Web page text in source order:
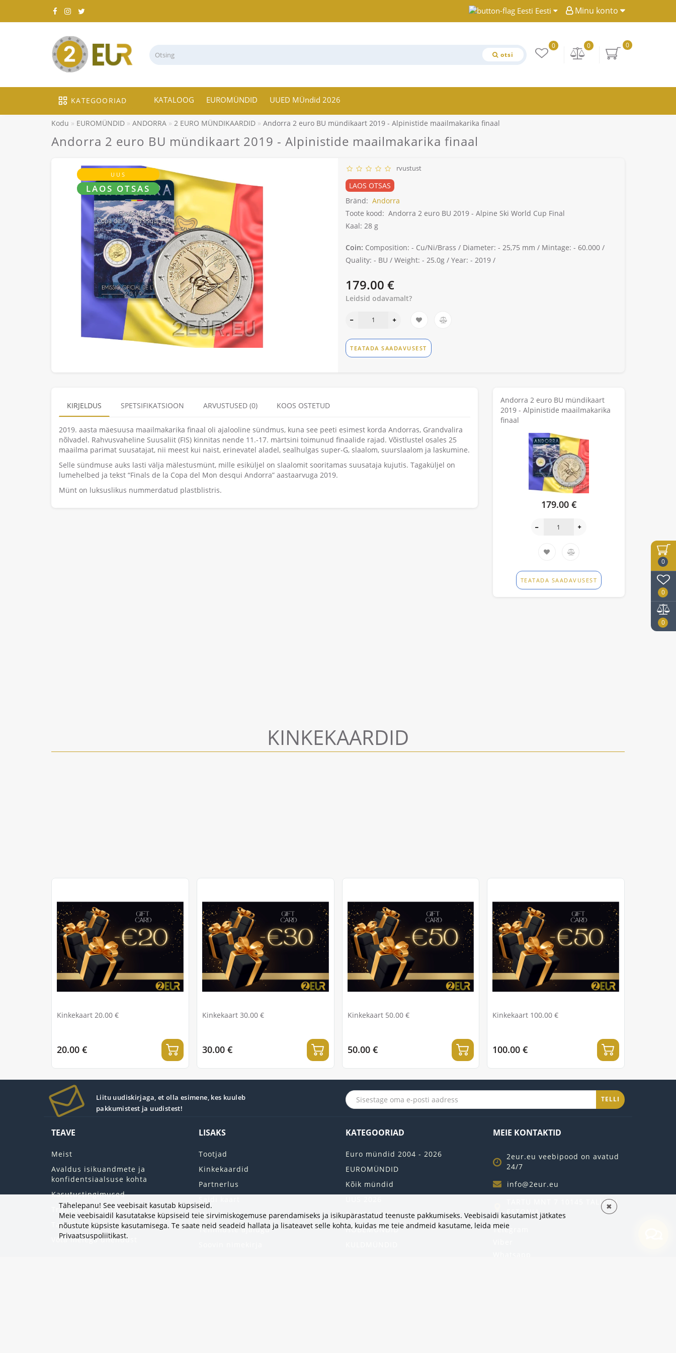
0
0
0
Minu konto
Eesti
otsi
0
0
0
KATEGOORIAD KATALOOG EUROMÜNDID UUED MÜndid 2026
Kodu EUROMÜNDID ANDORRA 2 EURO MÜNDIKAARDID Andorra 2 euro BU mündikaart 2019 - Alpinistide maailmakarika finaal
Andorra 2 euro BU mündikaart 2019 - Alpinistide maailmakarika finaal
UUS
LAOS OTSAS
rvustust
LAOS OTSAS
Bränd: Andorra
Toote kood: Andorra 2 euro BU 2019 - Alpine Ski World Cup Final
Kaal: 28 g
Coin: Composition: - Cu/Ni/Brass / Diameter: - 25,75 mm / Mintage: - 60.000 /
Quality: - BU / Weight: - 25.0g / Year: - 2019 /
179.00 €
Leidsid odavamalt?
TEATADA SAADAVUSEST
KIRJELDUS SPETSIFIKATSIOON ARVUSTUSED (0) KOOS OSTETUD
2019. aasta mäesuusa maailmakarika finaal oli ajalooline sündmus, kuna see peeti esimest korda Andorras, Grandvalira
nõlvadel. Rahvusvaheline Suusaliit (FIS) kinnitas nende 11.-17. märtsini toimunud finaalide rajad. Võistlustel osales 25
maailma parimat suusatajat, nii meest kui naist, erinevatel aladel, sealhulgas super-G, slaalom, suurslaalom ja laskumine.
Selle sündmuse auks lasti välja mälestusmünt, mille esiküljel on slaalomit sooritamas suusataja kujutis. Tagaküljel on
lumehelbed ja tekst “Finals de la Copa del Mon desqui Andorra” aastaarvuga 2019.
Münt on luksuslikus nummerdatud plastblistris.
Andorra 2 euro BU mündikaart
2019 - Alpinistide maailmakarika
finaal
179.00 €
TEATADA SAADAVUSEST
KINKEKAARDID
Kinkekaart 20.00 €
20.00 €
Kinkekaart 30.00 €
30.00 €
Kinkekaart 50.00 €
50.00 €
Kinkekaart 100.00 €
100.00 €
Liitu uudiskirjaga, et olla esimene, kes kuuleb
pakkumistest ja uudistest!
TELLI
TEAVE
Meist
Avaldus isikuandmete ja
konfidentsiaalsuse kohta
Kasutustingimused
Transpordi tingimused
Tagastab
Võta meiega ühendust
LISAKS
Tootjad
Kinkekaardid
Partnerlus
Minu konto
Tellimuste ajalugu
KATEGOORIAD
Euro mündid 2004 - 2026
EUROMÜNDID
Kõik mündid
2 EURO RULLI
HÕBEMÜNDID
MEIE KONTAKTID
2eur.eu veebipood on avatud
24/7
info@2eur.eu
TARTU MNT 7 10145 TALLINN
ESTONIA
Telegram
Tähelepanu! See veebisait kasutab küpsiseid.
Meie veebisaidil kasutatakse küpsiseid teie sirvimiskogemuse parendamiseks ja isikupärastatud teenuste pakkumiseks. Veebisaidi kasutamist jätkates
nõustute küpsiste kasutamisega. Te saate neid seadeid hallata ja lisateavet selle kohta, kuidas me teie andmeid kasutame, leida meie
Privaatsuspoliitikast.
✖